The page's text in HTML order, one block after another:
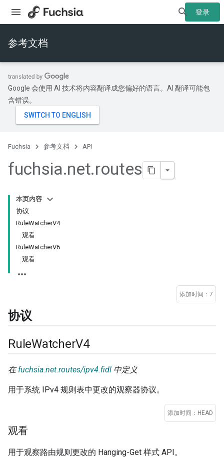
登录
参考文档
Google 会使用 AI 技术将内容翻译成您偏好的语言。AI 翻译可能包
含错误。
Fuchsia 参考文档 API
fuchsia.net.routes
本页内容
协议
RuleWatcherV4
观看
RuleWatcherV6
观看
添加时间：7
协议
RuleWatcherV4
在fuchsia.net.routes/ipv4.fidl 中定义
用于系统 IPv4 规则表中更改的观察器协议。
添加时间：HEAD
观看
用于观察路由规则更改的 Hanging-Get 样式 API。